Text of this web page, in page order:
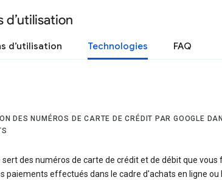
d’utilisation Technologies FAQ
DES NUMÉROS DE CARTE DE CRÉDIT PAR GOOGLE
sert des numéros de carte de crédit et de débit que vous
paiements effectués dans le cadre d'achats en ligne ou